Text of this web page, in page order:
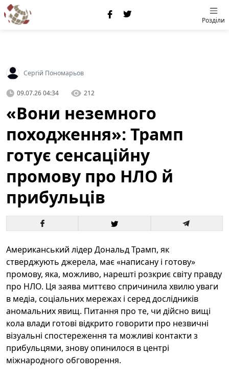
Розділи
Сергій Пономарьов
09.07.26 04:34 212
«Вони неземного
походження»: Трамп
готує сенсаційну
промову про НЛО й
прибульців
Американський лідер Дональд Трамп, як
стверджують джерела, має «написану і готову»
промову, яка, можливо, нарешті розкриє світу правду
про НЛО. Ця заява миттєво спричинила хвилю уваги
в медіа, соціальних мережах і серед дослідників
аномальних явищ. Питання про те, чи дійсно вищі
кола влади готові відкрито говорити про незвичні
візуальні спостереження та можливі контакти з
прибульцями, знову опинилося в центрі
міжнародного обговорення.